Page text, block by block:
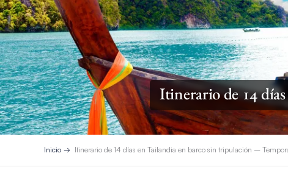
Itinerario de 14
Inicio Itinerario de 14 días en Tailandia en barco sin tripulación –